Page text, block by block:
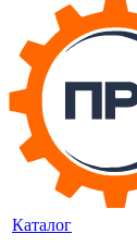
Каталог